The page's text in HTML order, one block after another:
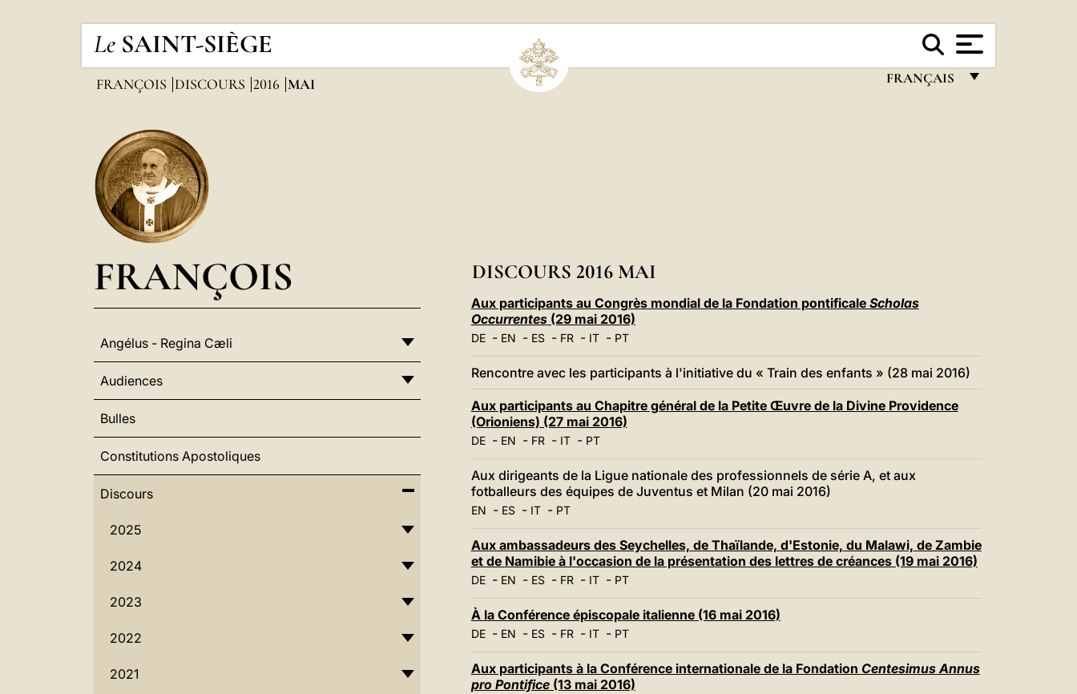
Le SAINT-SIÈGE
FRANÇAIS
POLSKI
中文
LATINE
FRANÇOIS DISCOURS 2016 MAI
FRANÇOIS
Angélus - Regina Cæli
Audiences
Bulles
Constitutions Apostoliques
Discours
2025
2024
2023
2022
2021
DISCOURS 2016 MAI
Aux participants au Congrès mondial de la Fondation pontificale Scholas
Occurrentes(29 mai 2016)
DE- EN - ES- FR- IT- PT
Rencontre avec les participants à l'initiative du « Train des enfants » (28 mai 2016)
Aux participants au Chapitre général de la Petite Œuvre de la Divine Providence
(Orioniens) (27 mai 2016)
DE- EN - FR- IT- PT
Aux dirigeants de la Ligue nationale des professionnels de série A, et aux
fotballeurs des équipes de Juventus et Milan (20 mai 2016)
EN - ES- IT- PT
Aux ambassadeurs des Seychelles, de Thaïlande, d'Estonie, du Malawi, de Zambie
et de Namibie à l'occasion de la présentation des lettres de créances (19 mai 2016)
DE- EN - ES- FR- IT- PT
À la Conférence épiscopale italienne (16 mai 2016)
DE- EN - ES- FR- IT- PT
Aux participants à la Conférence internationale de la Fondation Centesimus Annus
pro Pontifice(13 mai 2016)